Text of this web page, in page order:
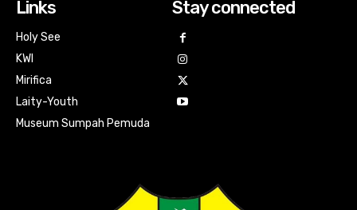
Links
Holy See
KWI
Mirifica
Laity-Youth
Museum Sumpah Pemuda
Stay connected